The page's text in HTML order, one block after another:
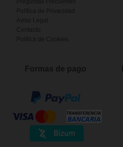
Preguntas Frecuentes
Política de Privacidad
Aviso Legal
Contacto
Política de Cookies
Formas de pago